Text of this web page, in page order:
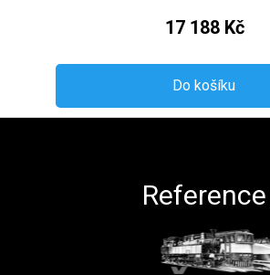
17 188 Kč
Do košíku
Reference